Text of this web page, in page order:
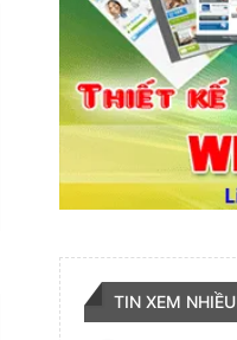
TIN XEM NHIỀU